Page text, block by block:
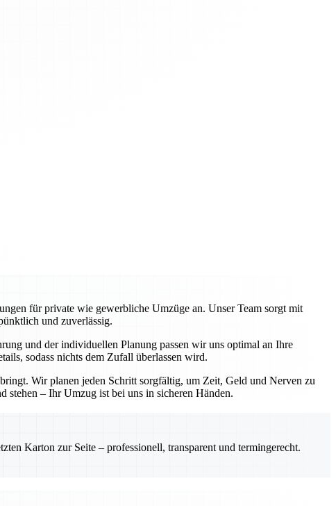
für private wie gewerbliche Umzüge an. Unser Team sorgt mit
und zuverlässig.
und der individuellen Planung passen wir uns optimal an Ihre
sodass nichts dem Zufall überlassen wird.
Wir planen jeden Schritt sorgfältig, um Zeit, Geld und Nerven zu
stehen – Ihr Umzug ist bei uns in sicheren Händen.
Karton zur Seite – professionell, transparent und termingerecht.